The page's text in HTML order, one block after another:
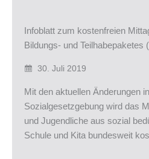
Infoblatt zum kostenfreien
Bildungs- und Teilhabepaketes
30. Juli 2019
Mit den aktuellen Änderungen
Sozialgesetzgebung wird das
und Jugendliche aus sozial
Schule und Kita bundesweit